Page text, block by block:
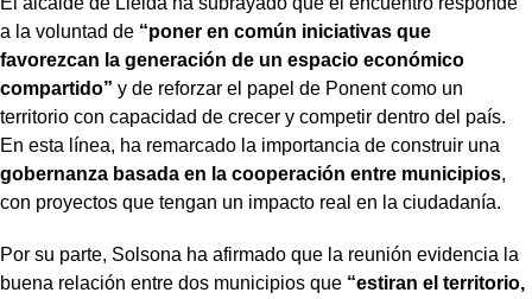
a la voluntad de “poner en común iniciativas que
favorezcan la generación de un espacio económico
compartido” y de reforzar el papel de Ponent como un
territorio con capacidad de crecer y competir dentro del país.
En esta línea, ha remarcado la importancia de construir una
gobernanza basada en la cooperación entre municipios,
con proyectos que tengan un impacto real en la ciudadanía.
Por su parte, Solsona ha afirmado que la reunión evidencia la
buena relación entre dos municipios que “estiran el territorio,